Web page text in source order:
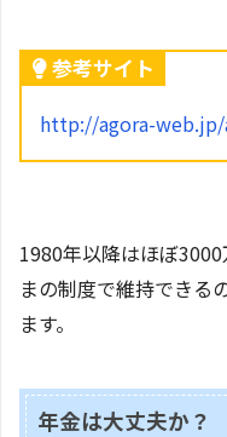
参考サイト
http://agora-
1980年以降はほぼ
まの制度で維持できる
ます。
年金は大丈夫か？